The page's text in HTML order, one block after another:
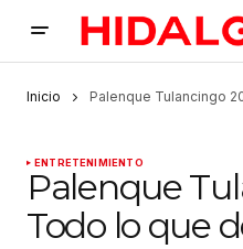
Inicio Palenque Tulancingo
ENTRETENIMIENTO
Palenque
Todo lo que